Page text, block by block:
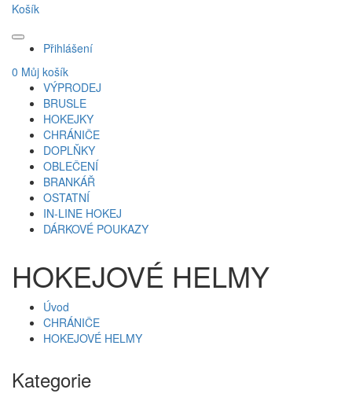
Košík
Přihlášení
0 Můj košík
VÝPRODEJ
BRUSLE
HOKEJKY
CHRÁNIČE
DOPLŇKY
OBLEČENÍ
BRANKÁŘ
OSTATNÍ
IN-LINE HOKEJ
DÁRKOVÉ POUKAZY
HOKEJOVÉ HELMY
Úvod
CHRÁNIČE
HOKEJOVÉ HELMY
Kategorie